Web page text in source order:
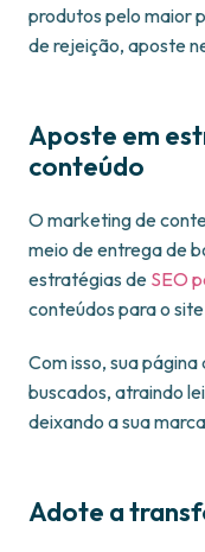
produtos pelo maior
de rejeição, aposte
Aposte em
conteúdo
O marketing de
meio de entrega de
estratégias de SEO
conteúdos para o
Com isso, sua
buscados, atraindo
deixando a sua
Adote a